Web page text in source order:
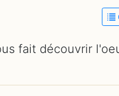
fait découvrir